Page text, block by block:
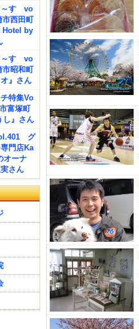
～す vo
西田町
Hotel by
～す vo
昭和町
オ』さん
特集Vo
富塚町
し』さん
グ
門店Ka
オーナ
さん